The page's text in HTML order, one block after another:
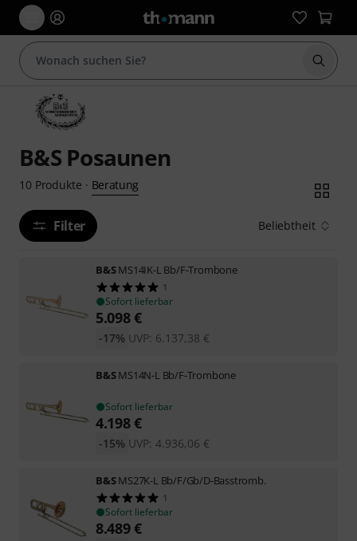
Suche
B&S Posaunen
10 Produkte · Beratung
Filter Beliebtheit
B&SMS14IK-L Bb/F-Trombone
1
Sofort lieferbar
5.098€
UVP: 6.137,38 €
-17%
B&SMS14N-L Bb/F-Trombone
Sofort lieferbar
4.198€
UVP: 4.936,06 €
-15%
B&SMS27K-L Bb/F/Gb/D-Basstromb.
1
Sofort lieferbar
8.489€